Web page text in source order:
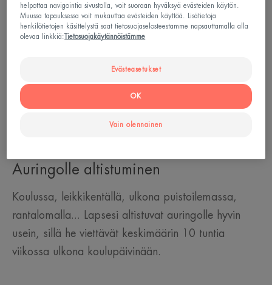
Lapset ovat herkkiä auringon vaikutuksille.
Ensinnäkin he altistuvat auringolle enemmän
elämäntyylinsä takia, ja heidän ihonsa on myös
Auringolle altistuminen
Koulussa, leikkikentällä, ulkona puistoilemassa,
rantalomalla... Lapsesi altistuvat auringolle hyvin
usein, sillä he viettävät keskimäärin 10 tuntia
viikossa ulkona koulupäivinään.
helpottaa navigointia sivustolla, voit suoraan hyväksyä evästeiden käytön.
Muussa tapauksessa voit mukauttaa evästeiden käyttöä. Lisätietoja
henkilötietojen käsittelystä saat tietosuojaselosteestamme napsauttamalla alla
olevaa linkkiä:
Tietosuojakäytännöistämme
Evästeasetukset
Vain olennainen
OK